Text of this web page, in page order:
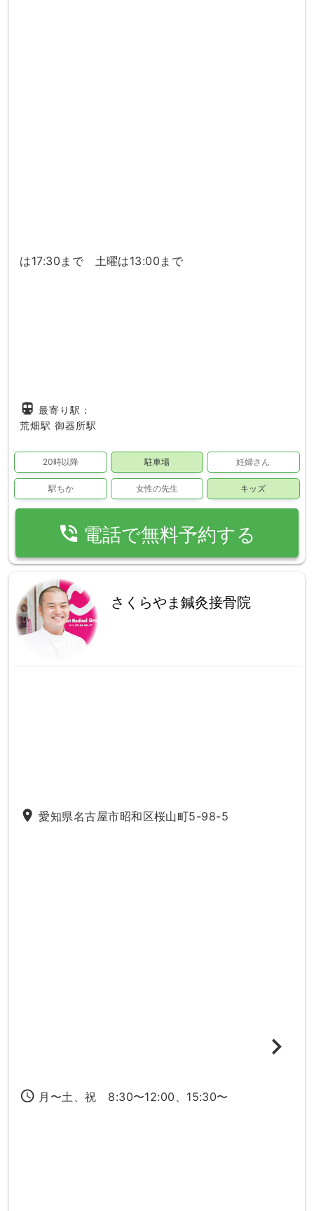
は17:30まで 土曜は13:00まで
directions_subway 最寄り駅：
荒畑駅 御器所駅
20時以降 駐車場 妊婦さん
駅ちか 女性の先生 キッズ
phone_in_talk 電話で無料予約する
さくらやま鍼灸接骨院
place 愛知県名古屋市昭和区桜山町5-98-5
access_time 月〜土、祝 8:30〜12:00、15:30〜